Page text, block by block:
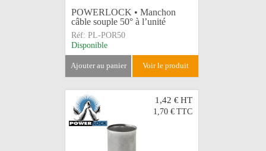
POWERLOCK • Manchon
câble souple 50° à l’unité
Réf: PL-POR50
Disponible
ajouter au panier voir le produit
1,42 €HT
1,70 € TTC